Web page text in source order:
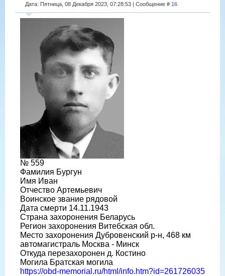
Дата: Пятница, 08 Декабря 2023, 07:28:53 | Сообщение # 16
№ 559
Фамилия Бургун
Имя Иван
Отчество Артемьевич
Воинское звание рядовой
Дата смерти 14.11.1943
Страна захоронения Беларусь
Регион захоронения Витебская обл.
Место захоронения Дубровенский р-н, 468 км
автомагистраль Москва - Минск
Откуда перезахоронен д. Костино
Могила Братская могила
https://obd-memorial.ru/html/info.htm?id=261726035